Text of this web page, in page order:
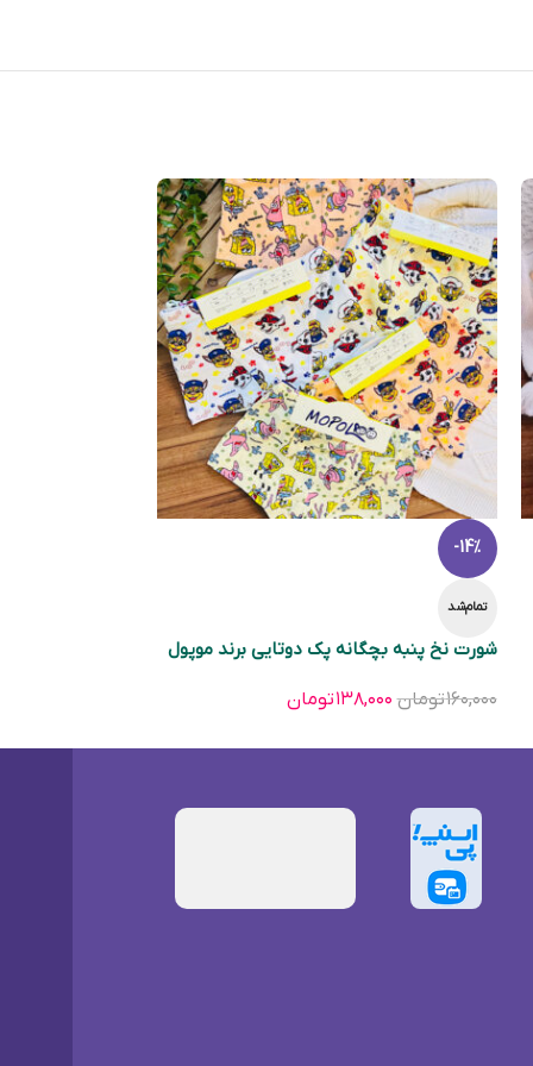
-14%
تمام‌شد
شورت نخ پنبه بچگانه پک دوتایی برند موپول
۱۶۰,۰۰۰تومان ۱۳۸,۰۰۰تومان